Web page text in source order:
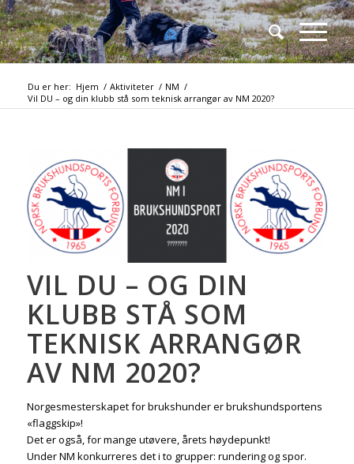
Du er her: Hjem / Aktiviteter / NM /
Vil DU – og din klubb stå som teknisk arrangør av NM 2020?
VIL DU – OG DIN
KLUBB STÅ SOM
TEKNISK ARRANGØR
AV NM 2020?
Norgesmesterskapet for brukshunder er brukshundsportens
«flaggskip»!
Det er også, for mange utøvere, årets høydepunkt!
Under NM konkurreres det i to grupper: rundering og spor.